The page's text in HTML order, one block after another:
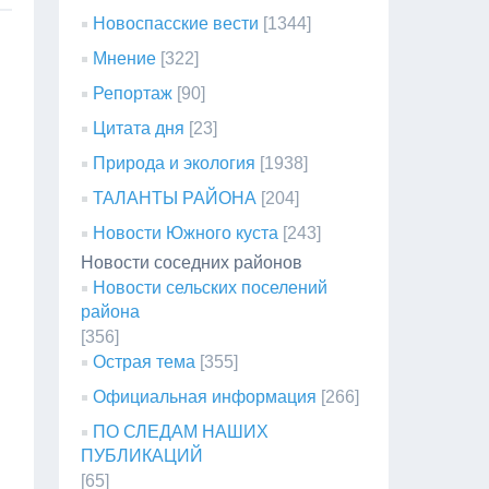
Новоспасские вести [1344]
Мнение [322]
Репортаж [90]
Цитата дня [23]
Природа и экология [1938]
ТАЛАНТЫ РАЙОНА [204]
Новости Южного куста [243]
Новости соседних районов
Новости сельских поселений
района
[356]
Острая тема [355]
Официальная информация [266]
ПО СЛЕДАМ НАШИХ
ПУБЛИКАЦИЙ
[65]